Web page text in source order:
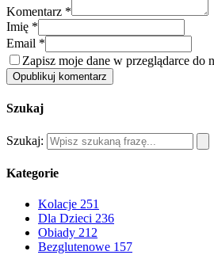
Komentarz *
Imię *
Email *
Zapisz moje dane w przeglądarce do
Opublikuj komentarz
Szukaj
Szukaj:
Kategorie
Kolacje 251
Dla Dzieci 236
Obiady 212
Bezglutenowe 157